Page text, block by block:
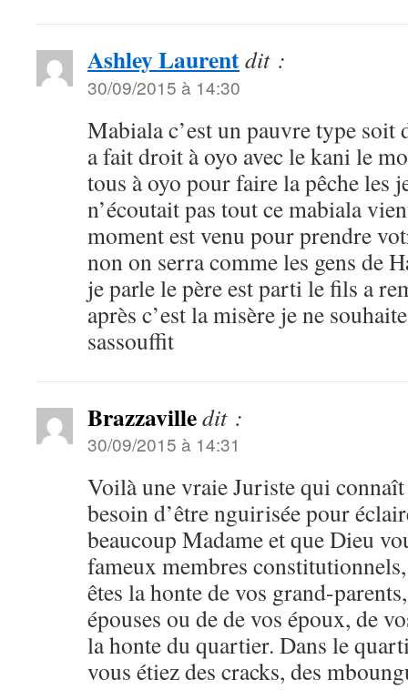
Ashley Laurentdit :
30/09/2015 à 14:30
Mabiala c’est un pauvre type soit
a fait droit à oyo avec le kani le
tous à oyo pour faire la pêche les
n’écoutait pas tout ce mabiala
moment est venu pour prendre
non on serra comme les gens de
je parle le père est parti le fils a
après c’est la misère je ne
sassouffit
Brazzavilledit :
30/09/2015 à 14:31
Voilà une vraie Juriste qui connaît
besoin d’être nguirisée pour
beaucoup Madame et que Dieu
fameux membres
êtes la honte de vos grand-
épouses ou de de vos époux, de
la honte du quartier. Dans le
vous étiez des cracks, des